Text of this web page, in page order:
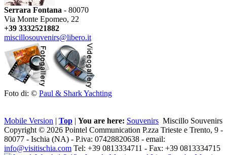
Serrara Fontana - 80070
Via Monte Epomeo, 22
+39 3332521882
miscillosouvenirs@libero.it
Foto di: © Paul & Shark Yachting
Mobile Version | Top | You are here: Souvenirs Miscillo Souvenirs
Copyright © 2026 Pointel Communication P.zza Trieste e Trento, 9 -
80077 - Ischia (NA) - P.iva: 07428820638 - email:
info@visitischia.com Tel: +39 0813334711 - Fax: +39 0813334715